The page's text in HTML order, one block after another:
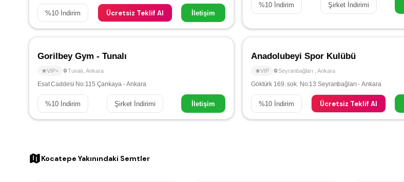
%10 İndirim Ücretsiz Teklif Al İletişim
%10 İndirim Şirket İndirimi
Gorilbey Gym - Tunalı
VIP+ Tunalı Ankara
Esat Caddesi No:115 Çankaya - Ankara
%10 İndirim Şirket İndirimi İletişim
Anadolubeyi Spor Kulübü
VIP Seyranbağları Ankara
Göktürk 169. sok. No:13 Seyranbağları - Ankara
%10 İndirim Ücretsiz Teklif Al
Kocatepe Yakınındaki Semtler